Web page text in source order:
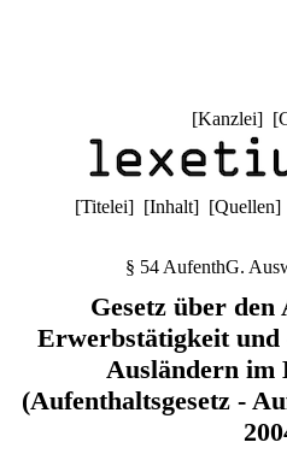
[Kanzlei] [
[Titelei] [Inhalt] [Quellen]
§ 54 AufenthG.
Gesetz über
Erwerbstätigkeit
Ausländern im
(Aufenthaltsgesetz -